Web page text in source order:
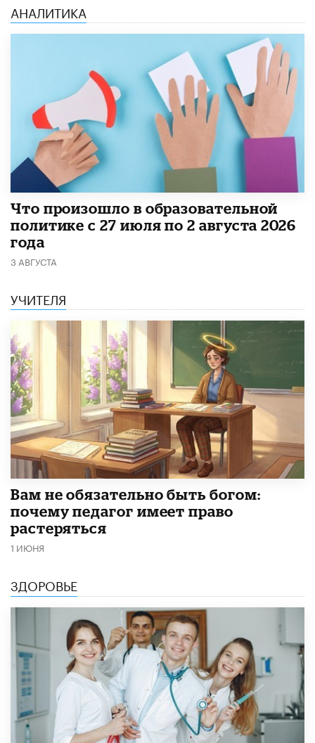
АНАЛИТИКА
​Что произошло в образовательной
политике с 27 июля по 2 августа 2026
года
3 АВГУСТА
УЧИТЕЛЯ
​Вам не обязательно быть богом:
почему педагог имеет право
растеряться
1 ИЮНЯ
ЗДОРОВЬЕ